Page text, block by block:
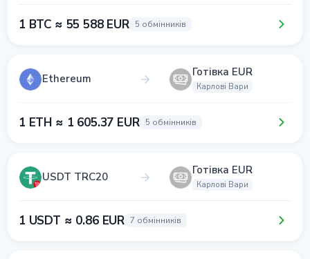
1 BTC ≈ 55 588 EUR 5 обмінників
Ethereum Готівка EUR
Карлові Вари
1 ETH ≈ 1 605.37 EUR 5 обмінників
USDT TRC20 Готівка EUR
Карлові Вари
1 USDT ≈ 0.86 EUR 7 обмінників